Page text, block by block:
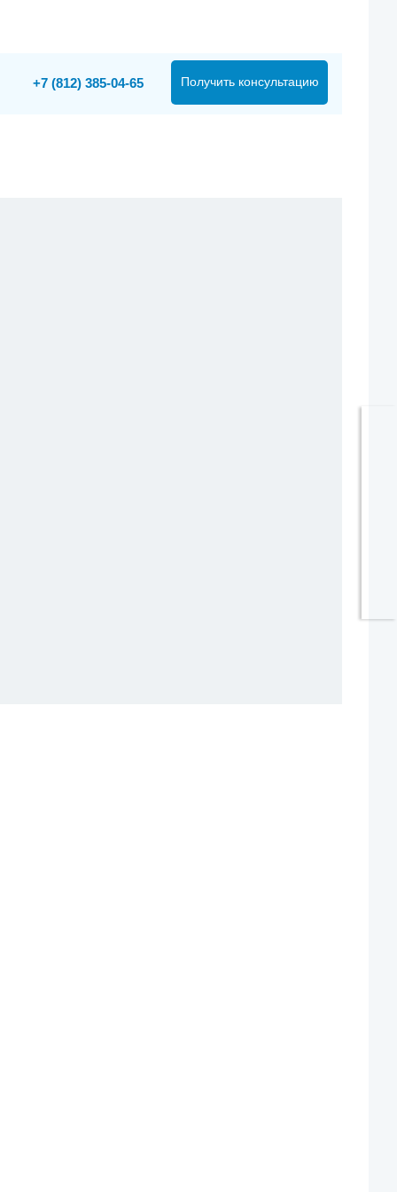
Получить консультацию
+7 (812) 385-04-65